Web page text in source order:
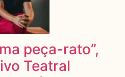
peça-rato”,
Teatral